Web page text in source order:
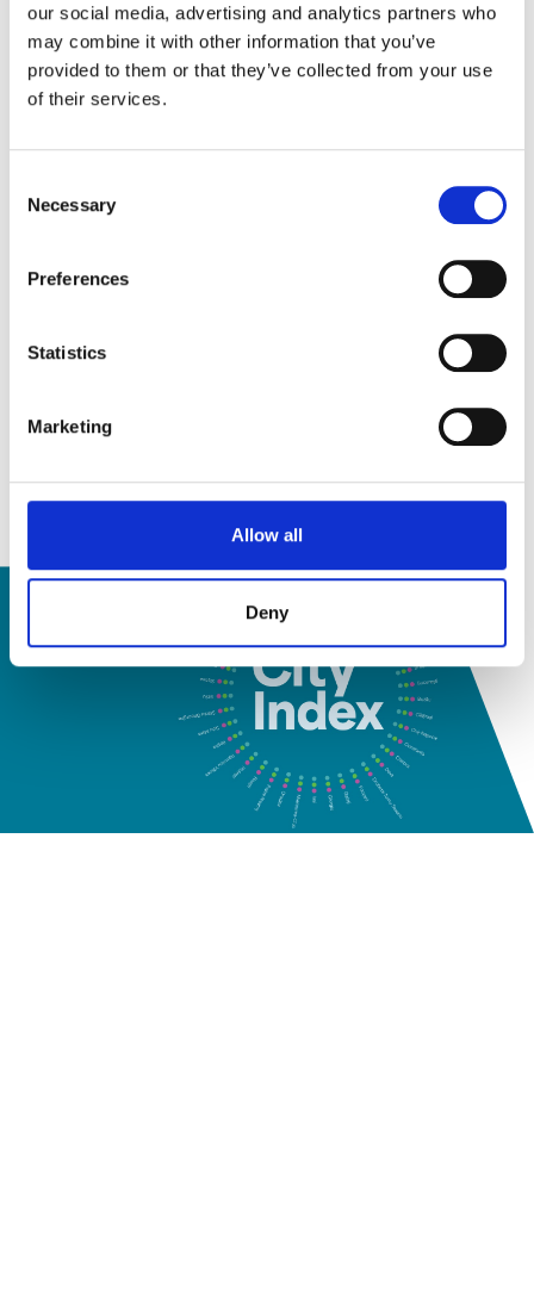
our social media, advertising and analytics partners who
may combine it with other information that you’ve
provided to them or that they’ve collected from your use
of their services.
Selection
Necessary
Preferences
Statistics
Marketing
Allow all
Deny
Comunitățile pot deveni competitive și atractive pentru
rezidenți, vizitatori și investitori si pot avea cu adevărat
impact în lume, doar atunci când știu cine sunt și încotro vor
să se îndrepte.